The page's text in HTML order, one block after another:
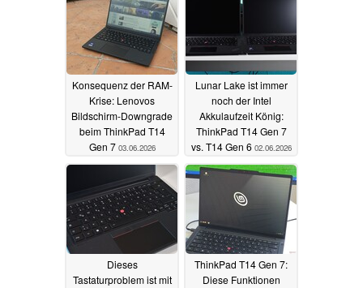
Konsequenz der RAM-
Krise: Lenovos
Bildschirm-Downgrade
beim ThinkPad T14
Gen 7 03.06.2026
Lunar Lake ist immer
noch der Intel
Akkulaufzeit König:
ThinkPad T14 Gen 7
vs. T14 Gen 6 02.06.2026
Dieses
Tastaturproblem ist mit
ThinkPad T14 Gen 7:
Diese Funktionen